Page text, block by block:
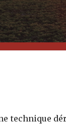
technique